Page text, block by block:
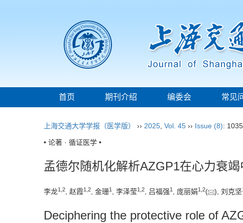
首页 期刊介绍 编委会 常见
上海交通大学学报（医学版） ›› 2025 Vol. 45 ›› Issue (8):
• 论著 · 循证医学 •
孟德尔随机化解析AZGP1在心力衰竭
李龙1 2, 赵霞1 2, 金珊1 , 李泽莹1 2, 吕福强1 , 庞丽娟1 2( ), 刘克坚
Deciphering the protective role of